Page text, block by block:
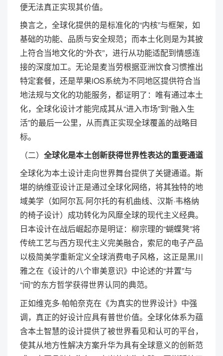
便无法真正实现其价值。
换言之，全球化提供的是标准化的“内核”与框架，如
基础的功能、品质与安全规范；而本土化则是为其披
上符合当地文化的“外衣”，进行从功能适配到情感连
接的深度加工。无论是麦当劳根据亚洲饮食习惯推出
特定套餐，还是苹果iOS系统为不同地区提供符合当
地法规与文化的功能服务，都证明了：唯有通过本土
化，全球化设计才能完成其从“进入市场”到“融入生
活”的最后一公里，从而真正实现全球覆盖的战略目
标。
（二） 全球化是本土创新获得世界性表达的重要通道
全球化为本土设计走向世界舞台提供了关键通道。斯
堪的纳维亚设计正是通过全球化网络，将其独特的地
域美学（如阿尔瓦·阿尔托的有机曲线、汉斯·韦格纳
的椅子设计）成功转化为风靡全球的现代主义经典。
日本设计在战后崛起亦是明证：柳宗理的“蝴蝶凳”将
传统工艺与西方现代主义完美融合，索尼的电子产品
以极简美学重新定义全球消费电子风格，这正是黑川
雅之在《设计的八个审美意识》中论述的“并置”与
“间”的东方哲学获得世界认同的典范。
正如维克多·帕帕奈克在《为真实的世界设计》中强
调，真正的好设计应具有普世价值。全球化体系为蕴
含本土智慧的设计提供了被世界看见和认可的平台，
使其从地方性解决方案升华为具有全球意义的创新范